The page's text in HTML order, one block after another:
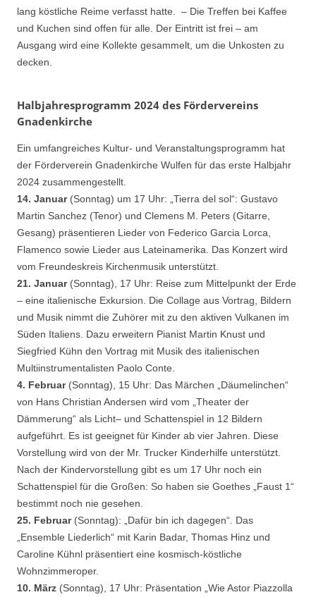
lang köstliche Reime verfasst hatte. – Die Treffen bei Kaffee
und Kuchen sind offen für alle. Der Eintritt ist frei – am
Ausgang wird eine Kollekte gesammelt, um die Unkosten zu
decken.
Halbjahresprogramm 2024 des Fördervereins
Gnadenkirche
Ein umfangreiches Kultur- und Veranstaltungsprogramm hat
der Förderverein Gnadenkirche Wulfen für das erste Halbjahr
2024 zusammengestellt.
14. Januar(Sonntag) um 17 Uhr: „Tierra del sol“: Gustavo
Martin Sanchez (Tenor) und Clemens M. Peters (Gitarre,
Gesang) präsentieren Lieder von Federico Garcia Lorca,
Flamenco sowie Lieder aus Lateinamerika. Das Konzert wird
vom Freundeskreis Kirchenmusik unterstützt.
21. Januar(Sonntag), 17 Uhr: Reise zum Mittelpunkt der Erde
– eine italienische Exkursion. Die Collage aus Vortrag, Bildern
und Musik nimmt die Zuhörer mit zu den aktiven Vulkanen im
Süden Italiens. Dazu erweitern Pianist Martin Knust und
Siegfried Kühn den Vortrag mit Musik des italienischen
Multiinstrumentalisten Paolo Conte.
4. Februar(Sonntag), 15 Uhr: Das Märchen „Däumelinchen“
von Hans Christian Andersen wird vom „Theater der
Dämmerung“ als Licht– und Schattenspiel in 12 Bildern
aufgeführt. Es ist geeignet für Kinder ab vier Jahren. Diese
Vorstellung wird von der Mr. Trucker Kinderhilfe unterstützt.
Nach der Kindervorstellung gibt es um 17 Uhr noch ein
Schattenspiel für die Großen: So haben sie Goethes „Faust 1“
bestimmt noch nie gesehen.
25. Februar(Sonntag): „Dafür bin ich dagegen“. Das
„Ensemble Liederlich“ mit Karin Badar, Thomas Hinz und
Caroline Kühnl präsentiert eine kosmisch-köstliche
Wohnzimmeroper.
10. März (Sonntag), 17 Uhr: Präsentation „Wie Astor Piazzolla